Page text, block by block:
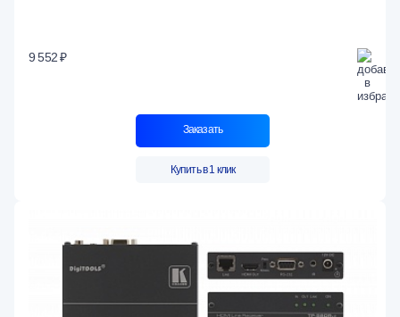
9 552 ₽
Заказать
Купить в 1 клик